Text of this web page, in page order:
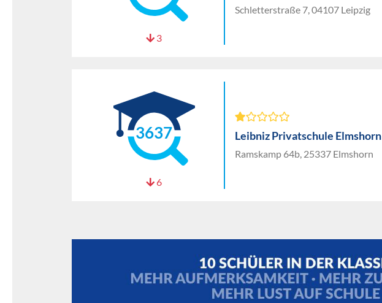
3
Schletterstraße 7, 04107 Leipzig
3637
6
Leibniz Privatschule Elmshorn
Ramskamp 64b, 25337 Elmshorn